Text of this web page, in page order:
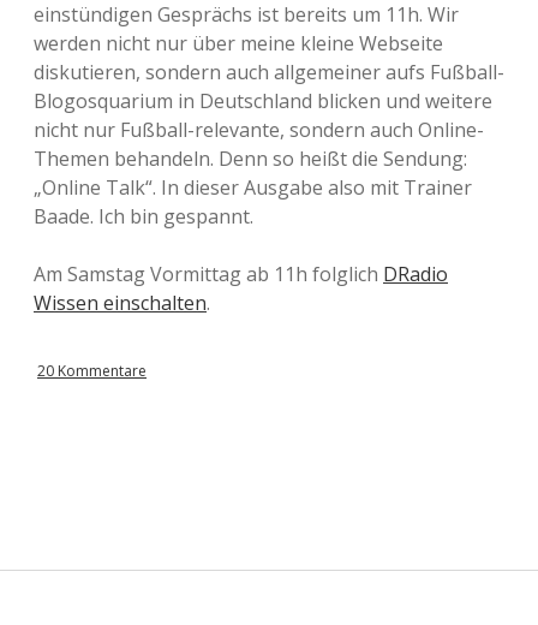
einstündigen Gesprächs ist bereits um 11h. Wir
werden nicht nur über meine kleine Webseite
diskutieren, sondern auch allgemeiner aufs Fußball-
Blogosquarium in Deutschland blicken und weitere
nicht nur Fußball-relevante, sondern auch Online-
Themen behandeln. Denn so heißt die Sendung:
„Online Talk“. In dieser Ausgabe also mit Trainer
Baade. Ich bin gespannt.
Am Samstag Vormittag ab 11h folglich DRadio
Wissen einschalten.
20 Kommentare